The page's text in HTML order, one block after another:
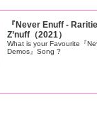
『Never Enuff -
Z’nuff（2021）
What is your Favourite『
Demos』Song ?